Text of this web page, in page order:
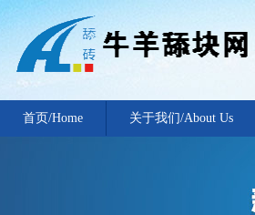
首页/Home 关于我们/About Us